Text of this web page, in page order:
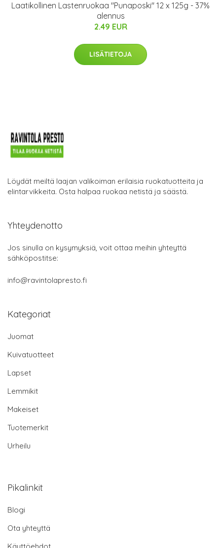
Laatikollinen Lastenruokaa "Punaposki" 12 x 125g - 37%
alennus
2.49 EUR
LISÄTIETOJA
Löydät meiltä laajan valikoiman erilaisia ruokatuotteita ja
elintarvikkeita. Osta halpaa ruokaa netistä ja säästä.
Yhteydenotto
Jos sinulla on kysymyksiä, voit ottaa meihin yhteyttä
sähköpostitse:
info@ravintolapresto.fi
Kategoriat
Juomat
Kuivatuotteet
Lapset
Lemmikit
Makeiset
Tuotemerkit
Urheilu
Pikalinkit
Blogi
Ota yhteyttä